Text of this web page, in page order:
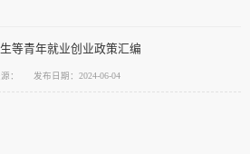
等青年就业创业政策汇编
： 发布日期：2024-06-04